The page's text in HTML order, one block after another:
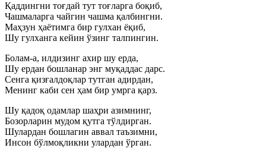
Қаддингни тоғдай тут тоғларга боқиб,
Чашмаларга чайгин чашма қалбингни.
Маҳзун ҳаётимга бир гулхан ёқиб,
Шу гулханга кейин ўзинг талпингин.
Болам-а, илдизинг ахир шу ерда,
Шу ердан бошланар энг муқаддас дарс.
Сенга қизғалдоқлар тутган адирдан,
Менинг каби сен ҳам бир умрга қарз.
Шу қадоқ одамлар шаҳри азимнинг,
Бозорларин мудом қутга тўлдирган.
Шулардан бошлагин аввал таъзимни,
Инсон бўлмоқликни улардан ўрган.